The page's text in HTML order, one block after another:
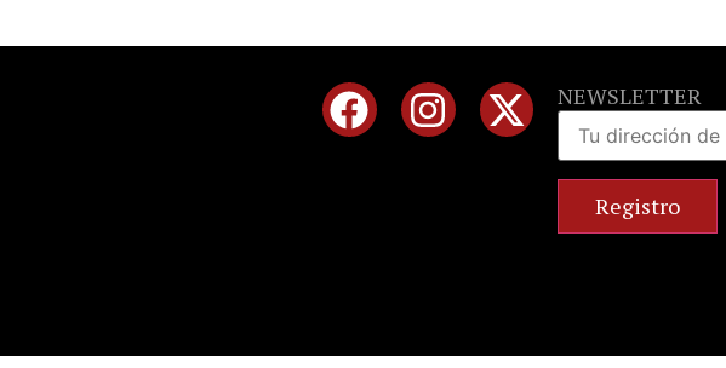
NEWSLETTER